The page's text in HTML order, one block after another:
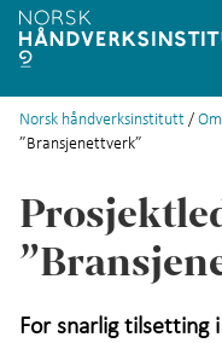
English
Prosjekter
Databaser
Norsk håndverksinstitutt /
”Bransjenettverk”
For snarlig tilsetting